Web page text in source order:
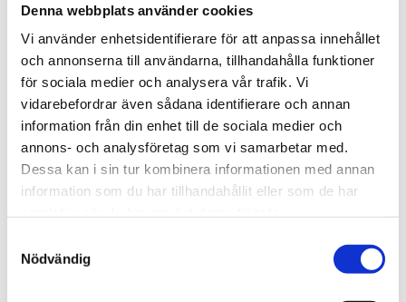
Denna webbplats använder cookies
Vi använder enhetsidentifierare för att anpassa innehållet
och annonserna till användarna, tillhandahålla funktioner
för sociala medier och analysera vår trafik. Vi
vidarebefordrar även sådana identifierare och annan
information från din enhet till de sociala medier och
annons- och analysföretag som vi samarbetar med.
Dessa kan i sin tur kombinera informationen med annan
information som du har tillhandahållit eller som de har
Nödvändig
enquiry, we look forward to hearing from you.
We are Tengbom
We create sustainable and beautiful architecture
Work with us
help us make the world a better place.